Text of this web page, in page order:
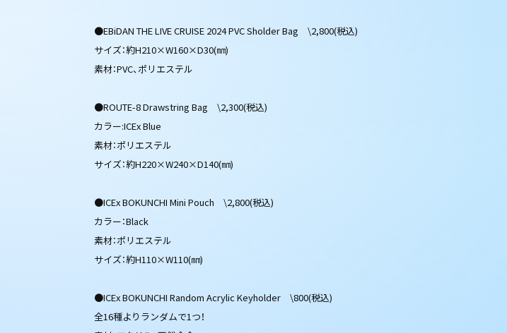
●EBiDAN THE LIVE CRUISE 2024 PVC Sholder Bag \2,800(税込)
サイズ：約H210×W160×D30(㎜)
素材：PVC、ポリエステル
●ROUTE-8 Drawstring Bag \2,300(税込)
カラー:ICEx Blue
素材：ポリエステル
サイズ：約H220×W240×D140(㎜)
●ICEx BOKUNCHI Mini Pouch \2,800(税込)
カラー：Black
素材：ポリエステル
サイズ：約H110×W110(㎜)
●ICEx BOKUNCHI Random Acrylic Keyholder \800(税込)
全16種よりランダムで1つ！